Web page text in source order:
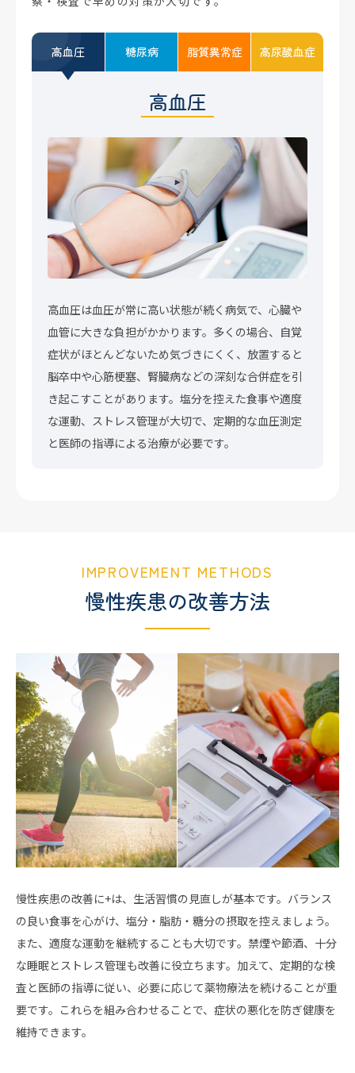
高血圧 糖尿病 脂質異常症 高尿酸血症
高血圧
高血圧は血圧が常に高い状態が続く病気で、心臓や
血管に大きな負担がかかります。多くの場合、自覚
症状がほとんどないため気づきにくく、放置すると
脳卒中や心筋梗塞、腎臓病などの深刻な合併症を引
き起こすことがあります。塩分を控えた食事や適度
な運動、ストレス管理が大切で、定期的な血圧測定
と医師の指導による治療が必要です。
IMPROVEMENT METHODS
慢性疾患の改善方法
慢性疾患の改善に+は、生活習慣の見直しが基本です。バランス
の良い食事を心がけ、塩分・脂肪・糖分の摂取を控えましょう。
また、適度な運動を継続することも大切です。禁煙や節酒、十分
な睡眠とストレス管理も改善に役立ちます。加えて、定期的な検
査と医師の指導に従い、必要に応じて薬物療法を続けることが重
要です。これらを組み合わせることで、症状の悪化を防ぎ健康を
維持できます。